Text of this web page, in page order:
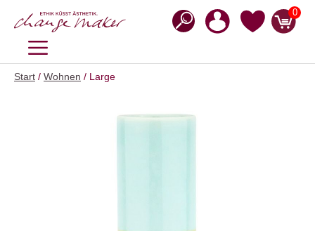
Inhalt
0
MENÜ
Start / Wohnen / Large